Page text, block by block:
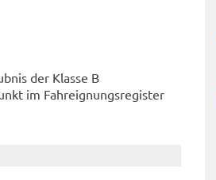
der Klas­se B
im Fahr­eig­nungs­re­gis­ter